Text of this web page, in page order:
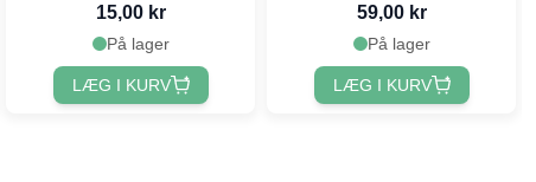
15,00 kr
På lager
LÆG I KURV
59,00 kr
På lager
LÆG I KURV